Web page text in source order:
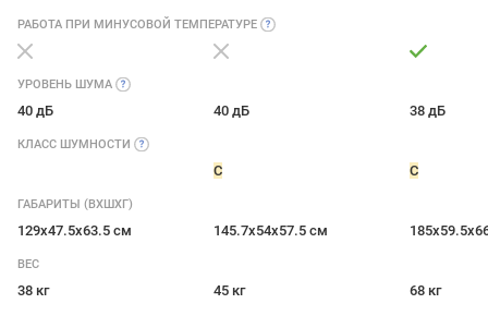
РАБОТА ПРИ МИНУСОВОЙ ТЕМПЕРАТУРЕ
УРОВЕНЬ ШУМА
40 дБ 40 дБ 38 дБ
КЛАСС ШУМНОСТИ
C C
ГАБАРИТЫ (ВХШХГ)
129х47.5х63.5 см 145.7х54х57.5 см
ВЕС
38 кг 45 кг 68 кг